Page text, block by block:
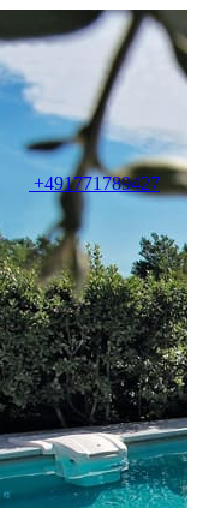
+491771789427